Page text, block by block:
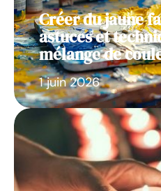
Créer du jaune
astuces et
mélange de
1 juin 2026